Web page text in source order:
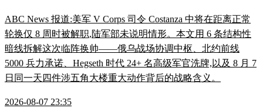
ABC News 报道:美军 V Corps 司令 Costanza 中将在距离正常
轮换仅 8 周时被解职,陆军部未说明情形。本文用 6 条结构性
暗线拆解这次临阵换帅——俄乌战场协调中枢、北约前线
5000 兵力承诺、Hegseth 时代 24+ 名高级军官洗牌,以及 8 月 7
日同一天四件涉五角大楼重大动作背后的战略含义。
2026-08-07 23:35